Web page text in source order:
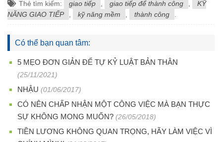
Thẻ tìm kiếm:
giao tiếp giao tiếp để thành công
KỸ
NĂNG GIAO TIẾP
kỹ năng mềm thành công
Có thể bạn quan tâm:
5 MẸO ĐƠN GIẢN ĐỂ TỰ KỶ LUẬT BẢN THÂN
(25/11/2021)
NHẬU (01/06/2017)
CÓ NÊN CHẤP NHẬN MỘT CÔNG VIỆC MÀ BẠN THỰC
SỰ KHÔNG MONG MUỐN? (26/05/2018)
TIỀN LƯƠNG KHÔNG QUAN TRỌNG, HÃY LÀM VIỆC VÌ